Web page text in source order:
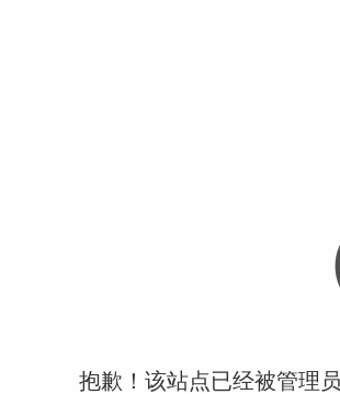
抱歉！该站点已经被管理